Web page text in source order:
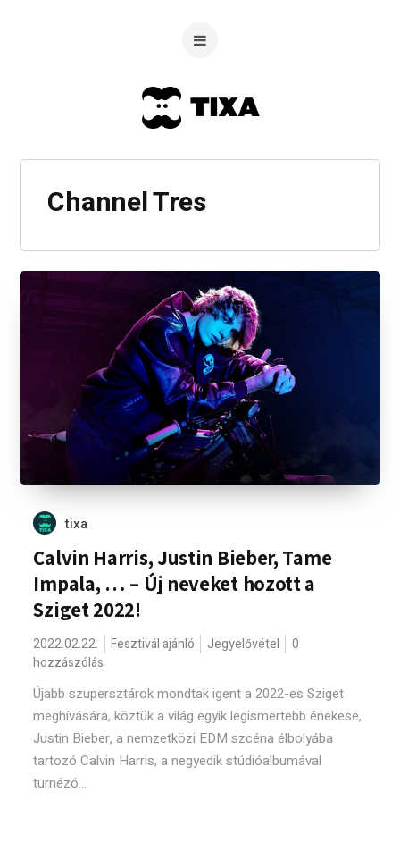
Channel Tres
tixa
Calvin Harris, Justin Bieber, Tame
Impala, … – Új neveket hozott a
Sziget 2022!
2022.02.22. Fesztivál ajánló Jegyelővétel
0
hozzászólás
Újabb szupersztárok mondtak igent a 2022-es Sziget
meghívására, köztük a világ egyik legismertebb énekese,
Justin Bieber, a nemzetközi EDM szcéna élbolyába
tartozó Calvin Harris, a negyedik stúdióalbumával
turnézó...